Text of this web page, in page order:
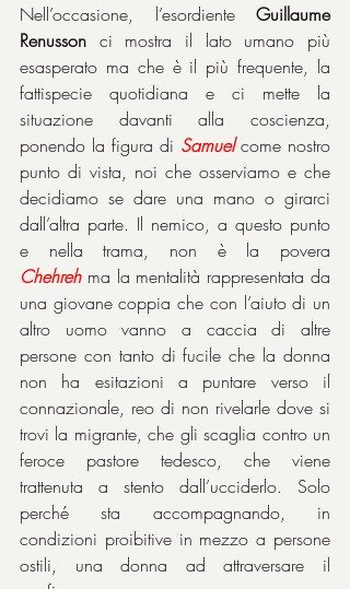
Nell’occasione, l’esordiente Guillaume
Renusson ci mostra il lato umano più
esasperato ma che è il più frequente, la
fattispecie quotidiana e ci mette la
situazione davanti alla coscienza,
ponendo la figura di Samuel come nostro
punto di vista, noi che osserviamo e che
decidiamo se dare una mano o girarci
dall’altra parte. Il nemico, a questo punto
Chehreh ma la mentalità rappresentata da
una giovane coppia che con l’aiuto di un
altro uomo vanno a caccia di altre
persone con tanto di fucile che la donna
non ha esitazioni a puntare verso il
connazionale, reo di non rivelarle dove si
trovi la migrante, che gli scaglia contro un
feroce pastore tedesco, che viene
trattenuta a stento dall’ucciderlo. Solo
perché sta accompagnando, in
condizioni proibitive in mezzo a persone
ostili, una donna ad attraversare il